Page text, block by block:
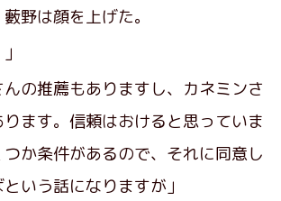
野は顔を上げた。
んの推薦もありますし、カネミンさ
ます。信頼はおけると思っていま
か条件があるので、それに同意し
いう話になりますが」